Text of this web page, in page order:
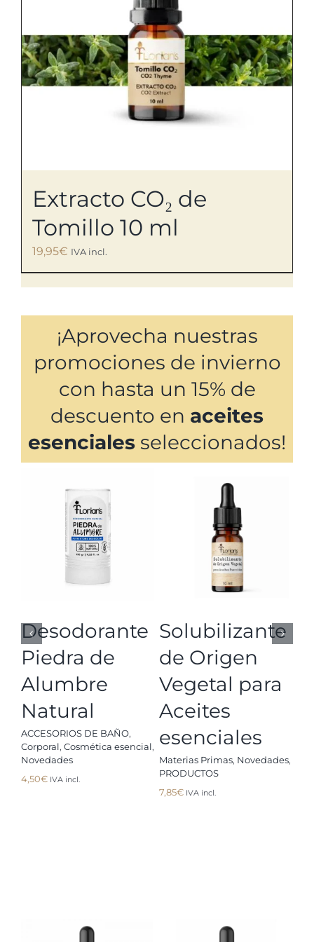
Extracto CO₂ de
Tomillo 10 ml
19,95€ IVA incl.
¡Aprovecha nuestras
promociones de invierno
con hasta un 15% de
descuento en aceites
esenciales seleccionados!
Desodorante
Piedra de
Alumbre
Natural
ACCESORIOS DE BAÑO,
Corporal, Cosmética esencial,
Novedades
4,50€ IVA incl.
Añadir al carrito
Detalles
Solubilizante
de Origen
Vegetal para
Aceites
esenciales
Materias Primas, Novedades,
PRODUCTOS
7,85€ IVA incl.
Añadir al carrito
Detalles